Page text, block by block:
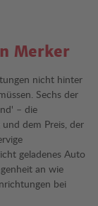
Merker
nicht hinter
Sechs der
– die
dem Preis, der
geladenes Auto
an wie
bei